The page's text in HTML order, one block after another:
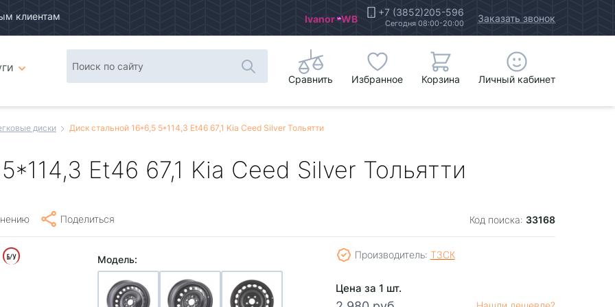
клиентам Ivanor WB +7 (3852)205-596
Сегодня 08:00-20:00 Заказать звонок
Сравнить Избранное Корзина Личный кабинет
диски Диск стальной 16*6,5 5*114,3 Et46 67,1 Kia Ceed Silver Тольятти
Et46 67,1 Kia Ceed Silver Тольятти
Поделиться Код поиска: 33168
Модель: Производитель: ТЗСК
Цена за 1 шт.